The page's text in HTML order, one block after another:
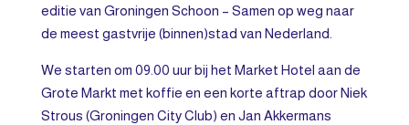
editie van Groningen Schoon – Samen op weg naar
de meest gastvrije (binnen)stad van Nederland.
We starten om 09.00 uur bij het Market Hotel aan de
Grote Markt met koffie en een korte aftrap door Niek
Strous (Groningen City Club) en Jan Akkermans